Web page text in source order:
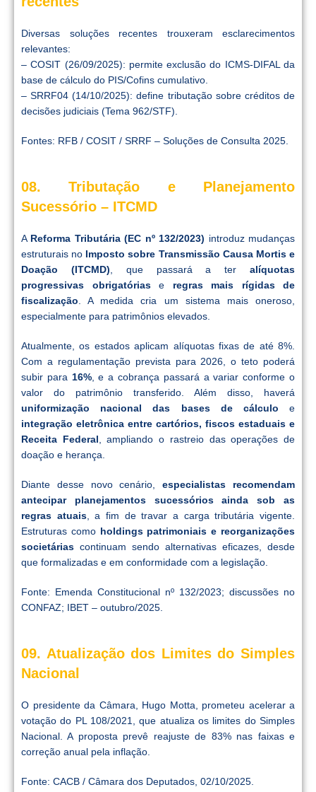
Diversas soluções recentes trouxeram esclarecimentos
relevantes:
– COSIT (26/09/2025): permite exclusão do ICMS-DIFAL da
base de cálculo do PIS/Cofins cumulativo.
– SRRF04 (14/10/2025): define tributação sobre créditos de
decisões judiciais (Tema 962/STF).
Fontes: RFB / COSIT / SRRF – Soluções de Consulta 2025.
08. Tributação e Planejamento
Sucessório – ITCMD
A Reforma Tributária (EC nº 132/2023) introduz mudanças
estruturais no Imposto sobre Transmissão Causa Mortis e
Doação (ITCMD), que passará a teralíquotas
progressivas obrigatóriase regras mais rígidas de
fiscalização. A medida cria um sistema mais oneroso,
especialmente para patrimônios elevados.
Atualmente, os estados aplicam alíquotas fixas de até 8%.
Com a regulamentação prevista para 2026, o teto poderá
subir para 16%, e a cobrança passará a variar conforme o
valor do patrimônio transferido. Além disso, haverá
uniformização nacional das bases de cálculo e
integração eletrônica entre cartórios, fiscos estaduais e
Receita Federal, ampliando o rastreio das operações de
doação e herança.
Diante desse novo cenário,especialistas recomendam
antecipar planejamentos sucessórios ainda sob as
regras atuais, a fim de travar a carga tributária vigente.
Estruturas como holdings patrimoniais e reorganizações
societárias continuam sendo alternativas eficazes, desde
que formalizadas e em conformidade com a legislação.
Fonte: Emenda Constitucional nº 132/2023; discussões no
CONFAZ; IBET – outubro/2025.
09. Atualização dos Limites do Simples
Nacional
O presidente da Câmara, Hugo Motta, prometeu acelerar a
votação do PL 108/2021, que atualiza os limites do Simples
Nacional. A proposta prevê reajuste de 83% nas faixas e
correção anual pela inflação.
Fonte: CACB / Câmara dos Deputados, 02/10/2025.